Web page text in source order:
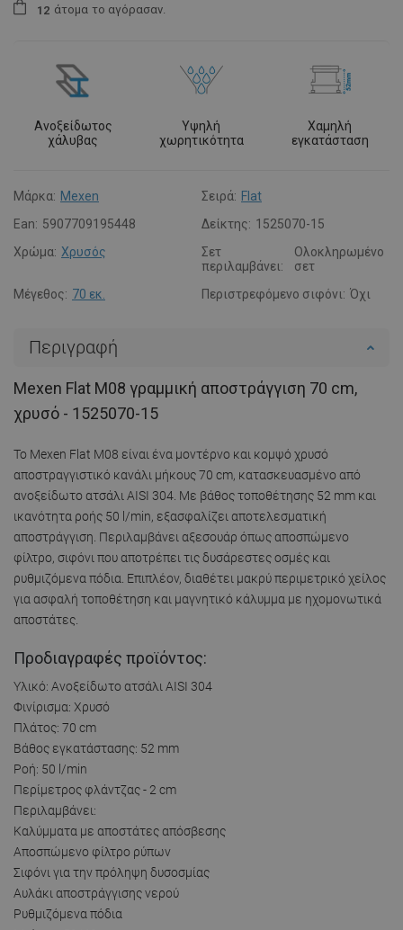
1 2 άτομα το αγόρασαν.
Ανοξείδωτος
χάλυβας
Υψηλή
χωρητικότητα
Χαμηλή
εγκατάσταση
Μάρκα: Mexen Σειρά: Flat
Ean: 5907709195448 Δείκτης: 1525070-15
Χρώμα: Χρυσός
Σετ
περιλαμβάνει:
Ολοκληρωμένο
σετ
Μέγεθος: 70 εκ. Περιστρεφόμενο σιφόνι: Όχι
Περιγραφή
Mexen Flat M08 γραμμική αποστράγγιση 70 cm,
χρυσό - 1525070-15
Το Mexen Flat M08 είναι ένα μοντέρνο και κομψό χρυσό
αποστραγγιστικό κανάλι μήκους 70 cm, κατασκευασμένο από
ανοξείδωτο ατσάλι AISI 304. Με βάθος τοποθέτησης 52 mm και
ικανότητα ροής 50 l/min, εξασφαλίζει αποτελεσματική
αποστράγγιση. Περιλαμβάνει αξεσουάρ όπως αποσπώμενο
φίλτρο, σιφόνι που αποτρέπει τις δυσάρεστες οσμές και
ρυθμιζόμενα πόδια. Επιπλέον, διαθέτει μακρύ περιμετρικό χείλος
για ασφαλή τοποθέτηση και μαγνητικό κάλυμμα με ηχομονωτικά
αποστάτες.
Προδιαγραφές προϊόντος:
Υλικό: Ανοξείδωτο ατσάλι AISI 304
Φινίρισμα: Χρυσό
Πλάτος: 70 cm
Βάθος εγκατάστασης: 52 mm
Ροή: 50 l/min
Περίμετρος φλάντζας - 2 cm
Περιλαμβάνει:
Καλύμματα με αποστάτες απόσβεσης
Αποσπώμενο φίλτρο ρύπων
Σιφόνι για την πρόληψη δυσοσμίας
Αυλάκι αποστράγγισης νερού
Ρυθμιζόμενα πόδια